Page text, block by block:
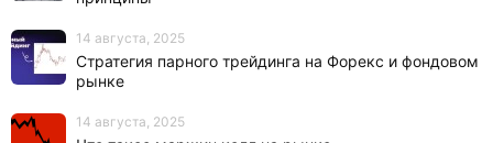
14 августа, 2025
Стратегия парного трейдинга на Форекс и фондовом
рынке
14 августа, 2025